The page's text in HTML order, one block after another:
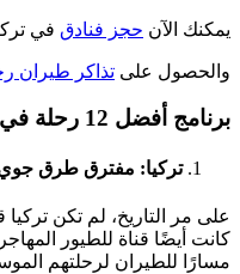
يمكنك الآن حجز فنادق في
والحصول على تذاكر طيران
برنامج أفضل 12 رحلة في تركيا
تركيا: مفترق طرق
على مر التاريخ، لم تكن
كانت أيضًا قناة للطيور
مسارًا للطيران لرحلتهم